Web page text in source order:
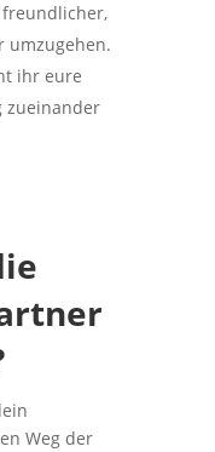
umzugehen.
ihr eure
zueinander
Weg der